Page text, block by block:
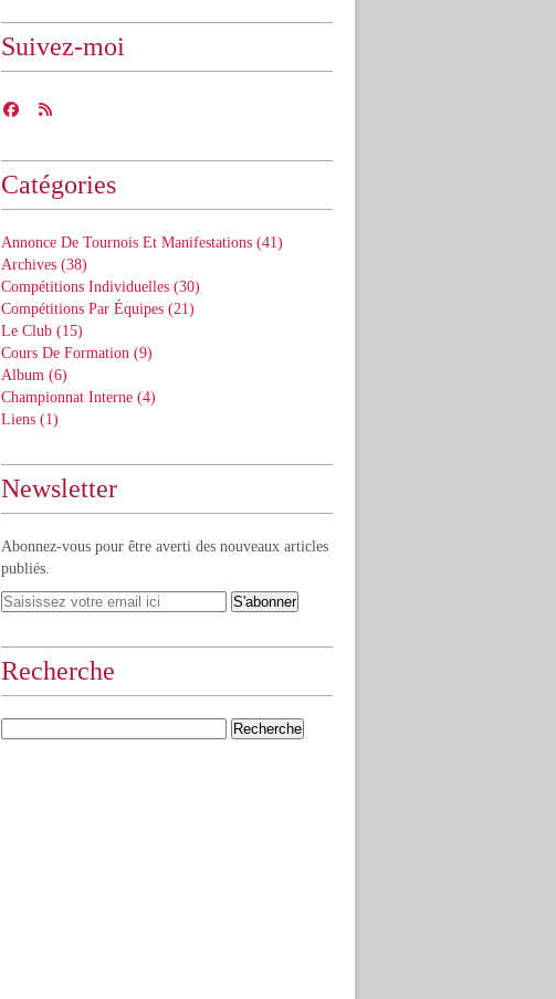
Suivez-moi
Catégories
Annonce De Tournois Et Manifestations (41)
Archives (38)
Compétitions Individuelles (30)
Compétitions Par Équipes (21)
Le Club (15)
Cours De Formation (9)
Album (6)
Championnat Interne (4)
Liens (1)
Newsletter
Abonnez-vous pour être averti des nouveaux articles
publiés.
Recherche